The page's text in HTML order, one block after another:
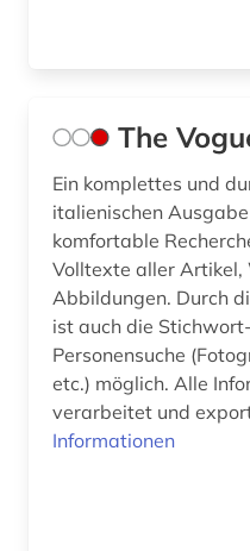
The
Ein komplettes und
italienischen
komfortable
Volltexte aller Artikel,
Abbildungen. Durch
ist auch die
Personensuche
etc.) möglich. Alle Informationen können weiter
verarbeitet und
Informationen